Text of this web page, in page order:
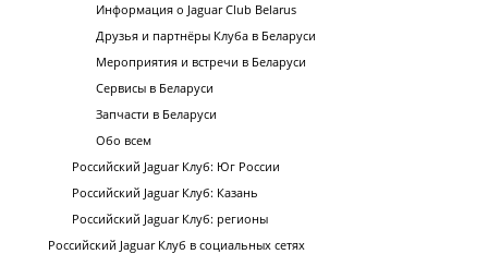
Информация о Jaguar Club Belarus
Друзья и партнёры Клуба в Беларуси
Мероприятия и встречи в Беларуси
Сервисы в Беларуси
Запчасти в Беларуси
Обо всем
Российский Jaguar Клуб: Юг России
Российский Jaguar Клуб: Казань
Российский Jaguar Клуб: регионы
Российский Jaguar Клуб в социальных сетях